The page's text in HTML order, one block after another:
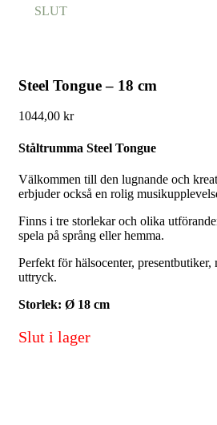
SLUT
Steel Tongue – 18 cm
1044,00 kr
Ståltrumma Steel Tongue
Välkommen till den lugnande och
erbjuder också en rolig
Finns i tre storlekar och olika
spela på språng eller hemma.
Perfekt för hälsocenter,
uttryck.
Storlek: Ø 18 cm
Slut i lager